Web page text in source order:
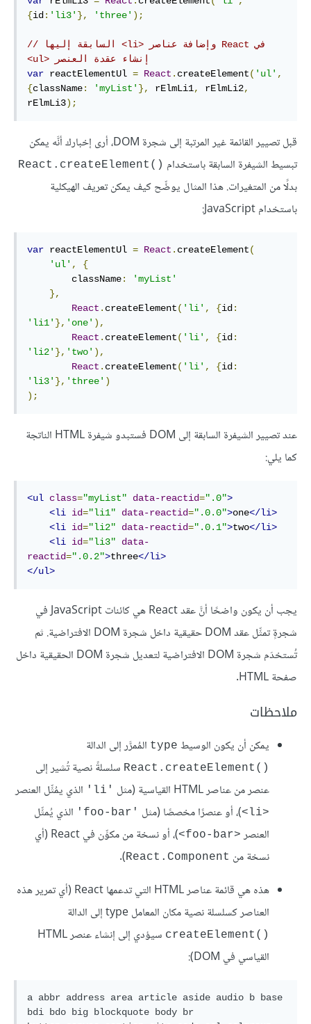
{id: 'li3' }, 'three' );
// السابقة إليها <li> وإضافة عناصر React في
<ul> إنشاء عقدة العنصر
var reactElementUl = React . createElement( 'ul' ,
{className: 'myList' }, rElmLi1, rElmLi2,
rElmLi3);
قبل تصيير القائمة غير المرتبة إلى شجرة DOM، أرى إخبارك أنَّه يمكن
تبسيط الشيفرة السابقة باستخدام React.createElement()
بدلًا من المتغيرات. هذا المثال يوضِّح كيف يمكن تعريف الهيكلية
باستخدام JavaScript:
var reactElementUl = React . createElement(
'ul' ,
{
        className
:
'myList'
},
React . createElement( 'li' , {id:
'li1' }, 'one' ),
React . createElement( 'li' , {id:
'li2' }, 'two' ),
React . createElement( 'li' , {id:
'li3' }, 'three' )
);
عند تصيير الشيفرة السابقة إلى DOM فستبدو شيفرة HTML الناتجة
كما يلي:
<ul class="myList" data-reactid=".0">
<li id="li1" data-reactid=".0.0">one</li>
<li id="li2" data-reactid=".0.1">two</li>
<li id="li3"
data-
reactid=".0.2">three</li>
</ul>
يجب أن يكون واضحًا أنَّ عقد React هي كائنات JavaScript في
شجرةٍ تمثِّل عقد DOM حقيقية داخل شجرة DOM الافتراضية. ثم
تُستخدَم شجرة DOM الافتراضية لتعديل شجرة DOM الحقيقية داخل
صفحة HTML.
ملاحظات
يمكن أن يكون الوسيط type المُمرَّر إلى الدالة
React.createElement()‎ سلسلةً نصية تُشير إلى
عنصر من عناصر HTML القياسية (مثل
'li' الذي يمُثِّل العنصر
<li> )، أو عنصرًا مخصصًا (مثل 'foo-bar'
الذي يُمثِّل
العنصر <foo-bar>
)، أو نسخة من مكوِّن في React (أي
نسخة من React.Component
).
هذه هي قائمة عناصر HTML التي تدعمها React (أي تمرير هذه
العناصر كسلسلة نصية مكان المعامل type إلى الدالة
createElement()
‎ سيؤدي إلى إنشاء عنصر HTML
القياسي في DOM):
a abbr address area article aside audio b base
bdi bdo big blockquote body br